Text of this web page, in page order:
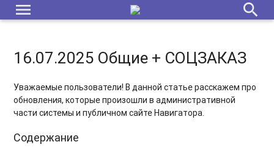
menu search
16.07.2025 Общие + СОЦЗАКАЗ
Уважаемые пользователи! В данной статье расскажем про
обновления, которые произошли в административной
части системы и публичном сайте Навигатора.
Содержание